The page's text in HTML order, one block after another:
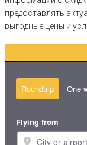
предоставлять
выгодные цены и